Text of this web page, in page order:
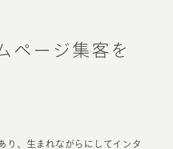
ページ集客を
り、生まれながらにしてインタ